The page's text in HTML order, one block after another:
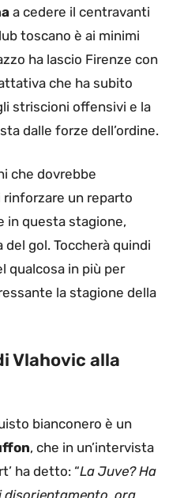
a cedere il centravanti
toscano è ai minimi
ha lascio Firenze con
che ha subito
striscioni offensivi e la
dalle forze dell’ordine.
che dovrebbe
rinforzare un reparto
in questa stagione,
gol. Toccherà quindi
qualcosa in più per
la stagione della
Vlahovic alla
bianconero è un
, che in un’intervista
ha detto: “La Juve? Ha
disorientamento, ora